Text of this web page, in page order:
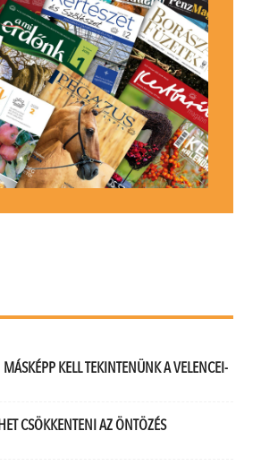
KELL TEKINTENÜNK A VELENCEI-
CSÖKKENTENI AZ ÖNTÖZÉS